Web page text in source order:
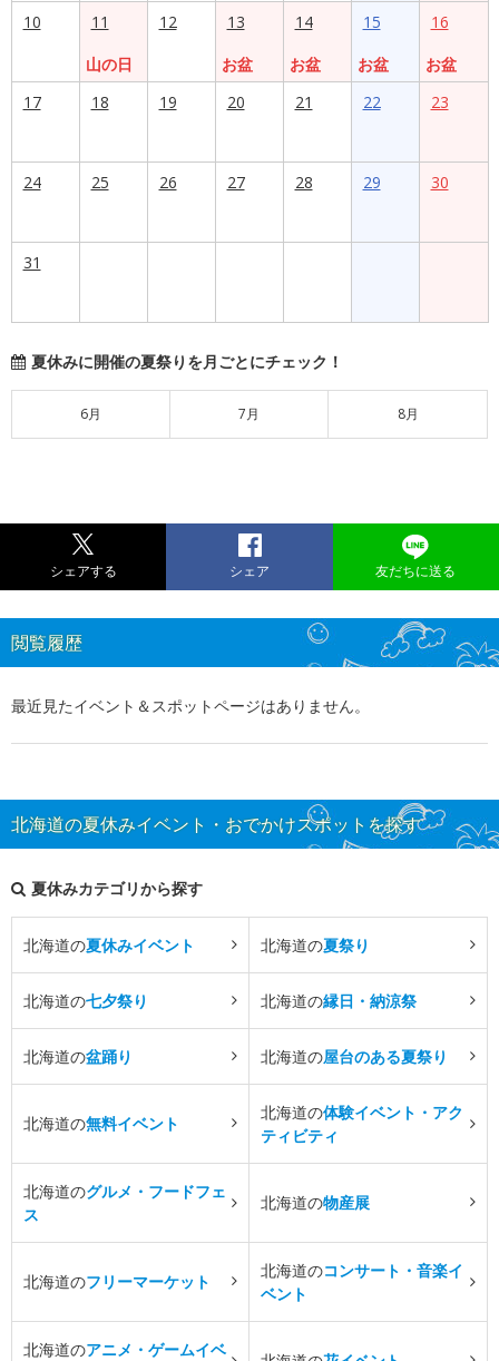
10
11
山の日
12
13
お盆
14
お盆
15
お盆
16
お盆
17
18 19 20 21 22 23
24 25 26 27 28 29 30
31
夏休みに開催の夏祭りを月ごとにチェック！
6月 7月 8月
シェアする シェア 友だちに送る
閲覧履歴
最近見たイベント＆スポットページはありません。
北海道の夏休みイベント・おでかけスポットを探す
夏休みカテゴリから探す
北海道の夏休みイベント 北海道の夏祭り
北海道の七夕祭り 北海道の縁日・納涼祭
北海道の盆踊り 北海道の屋台のある夏祭り
北海道の無料イベント
北海道の体験イベント・アク
ティビティ
北海道のグルメ・フードフェ
ス
北海道の物産展
北海道のフリーマーケット
北海道のコンサート・音楽イ
ベント
北海道のアニメ・ゲームイベ